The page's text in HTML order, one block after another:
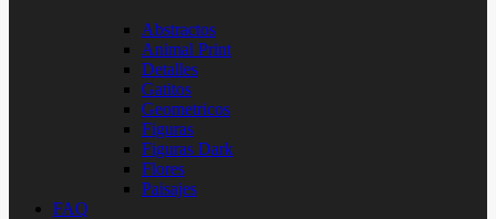
Abstractos
Animal Print
Detalles
Gatitos
Geometricos
Figuras
Figuras Dark
Flores
Paisajes
FAQ